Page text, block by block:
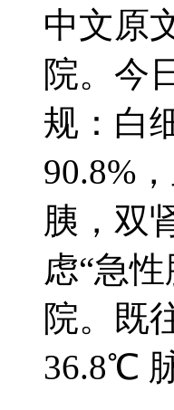
中文原
院。今
规：白
90.8%
胰，双
虑“急
院。既
36.8℃